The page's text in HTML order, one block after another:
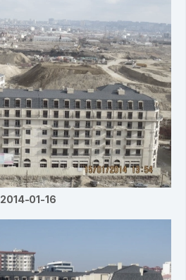
2014-01-16